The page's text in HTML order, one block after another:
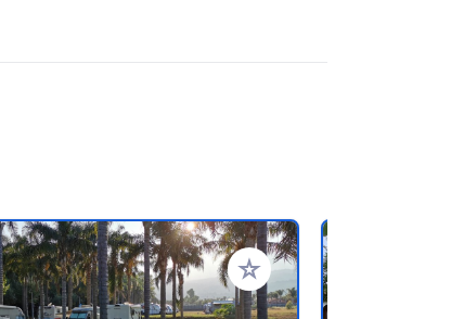
Add to your favorites